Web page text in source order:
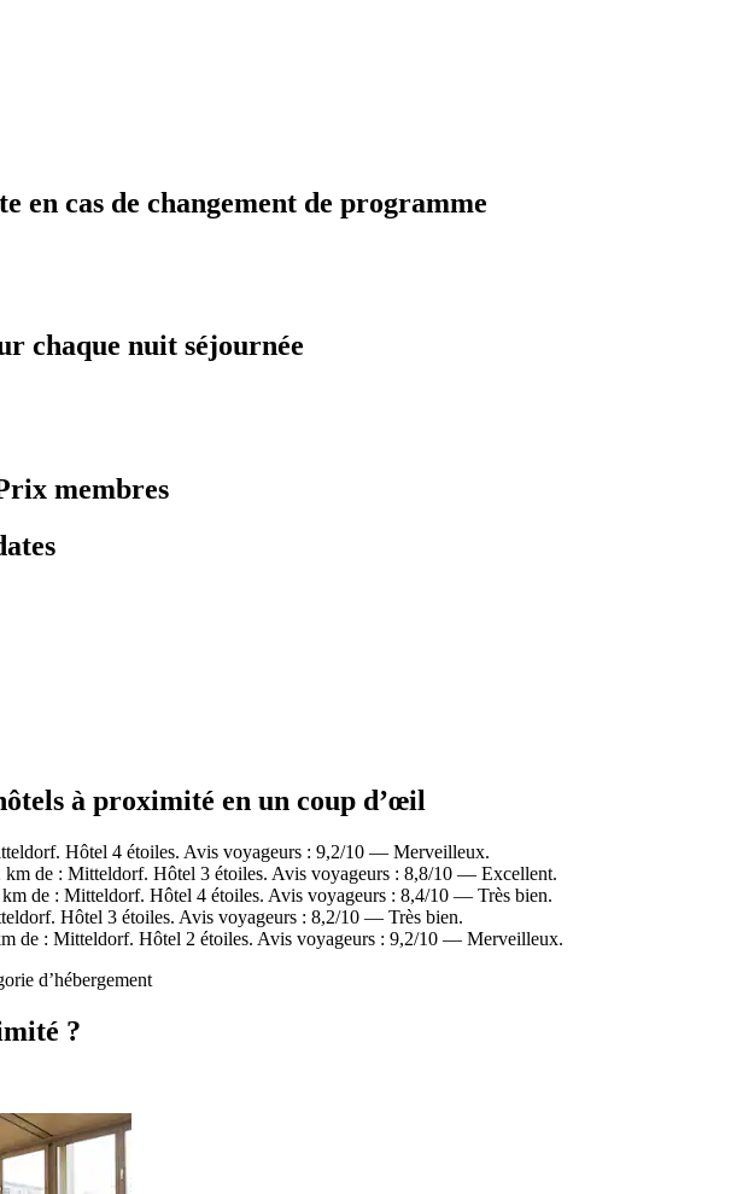
en cas de changement de programme
chaque nuit séjournée
membres
à proximité en un coup d’œil
Hôtel 4 étoiles. Avis voyageurs : 9,2/10 — Merveilleux.
de : Mitteldorf. Hôtel 3 étoiles. Avis voyageurs : 8,8/10 — Excellent.
de : Mitteldorf. Hôtel 4 étoiles. Avis voyageurs : 8,4/10 — Très bien.
Hôtel 3 étoiles. Avis voyageurs : 8,2/10 — Très bien.
de : Mitteldorf. Hôtel 2 étoiles. Avis voyageurs : 9,2/10 — Merveilleux.
d’hébergement
?